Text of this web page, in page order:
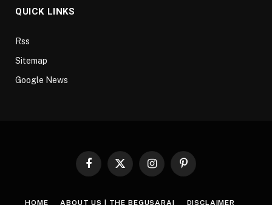
QUICK LINKS
Rss
Sitemap
Google News
Facebook
X
InstagramPinterest
HOME ABOUT US | THE BEGUSARAI DISCLAIMER